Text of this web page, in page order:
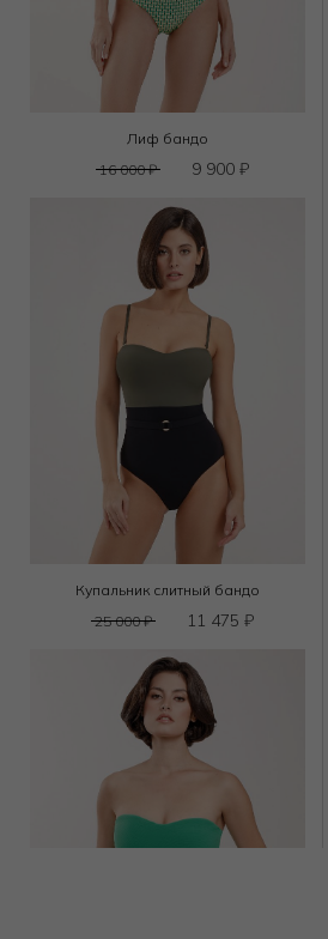
Лиф бандо
16 000₽ 9 900 ₽
Купальник слитный бандо
25 000₽ 11 475 ₽